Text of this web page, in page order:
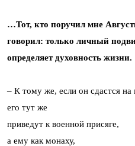
…Тот, кто поручил мне
говорил: только личный
определяет духовность жизни.
– К тому же, если он сдастся на
его тут же
приведут к военной присяге,
а ему как монаху,